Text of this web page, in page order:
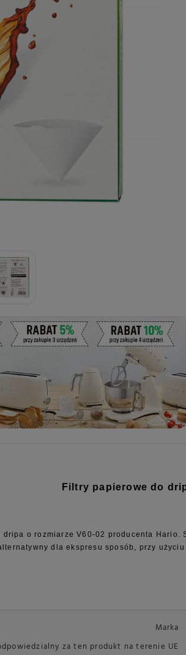
Filtry papierowe do
o rozmiarze V60-02 producenta
dla ekspresu sposób, przy
Marka
za ten produkt na terenie UE